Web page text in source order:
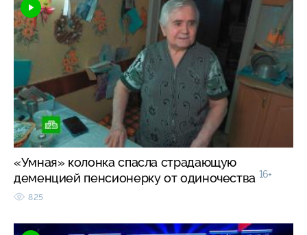
«Умная» колонка спасла страдающую
деменцией пенсионерку от одиночества 16+
825